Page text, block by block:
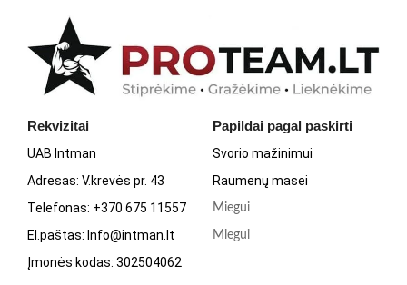
Rekvizitai
UAB Intman
Adresas: V.krevės pr. 43
Telefonas: +370 675 11557
El.paštas: Info@intman.lt
Įmonės kodas: 302504062
Papildai pagal paskirti
Svorio mažinimui
Raumenų masei
Miegui
Miegui